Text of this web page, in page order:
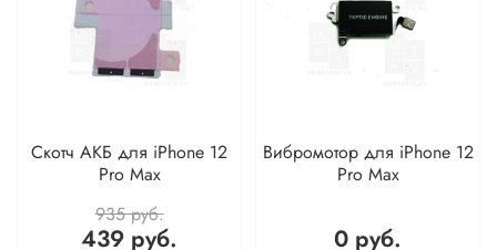
Скотч АКБ для iPhone 12
Pro Max
935 руб.
439 руб.
Вибромотор для iPhone 12
Pro Max
0 руб.